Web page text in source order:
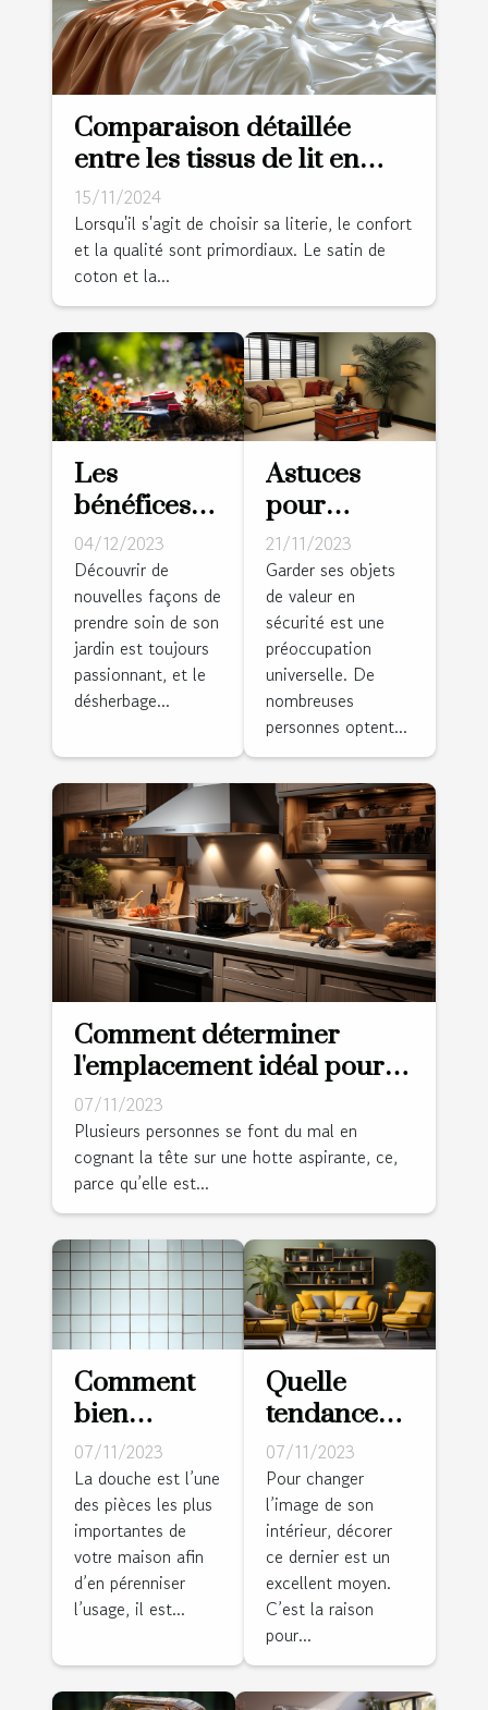
Comparaison détaillée
entre les tissus de lit en
satin de coton et percale
15/11/2024
Lorsqu'il s'agit de choisir sa literie, le confort
et la qualité sont primordiaux. Le satin de
coton et la...
Les
bénéfices
du
désherbage
thermique
pour votre
jardin
04/12/2023
Découvrir de
nouvelles façons de
prendre soin de son
jardin est toujours
passionnant, et le
désherbage...
Astuces
pour
dissimuler
un coffre-
fort dans
votre salle
de séjour
21/11/2023
Garder ses objets
de valeur en
sécurité est une
préoccupation
universelle. De
nombreuses
personnes optent...
Comment déterminer
l'emplacement idéal pour
une hotte aspirante ?
07/11/2023
Plusieurs personnes se font du mal en
cognant la tête sur une hotte aspirante, ce,
parce qu’elle est...
Comment
bien
entretenir
sa douche ?
07/11/2023
La douche est l’une
des pièces les plus
importantes de
votre maison afin
d’en pérenniser
l’usage, il est...
Quelle
tendance
déco pour
un intérieur
en vogue ?
07/11/2023
Pour changer
l’image de son
intérieur, décorer
ce dernier est un
excellent moyen.
C’est la raison
pour...